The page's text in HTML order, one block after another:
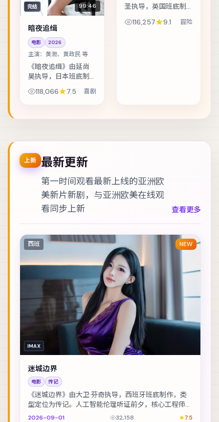
完结 99:46
暗夜追缉
电影 2026
主演： 黄渤、黄政民 等
《暗夜追缉》由延尚
昊执导，日本班底制
作，类型定位为喜
剧。青梅竹马在成年
118,066 7.5 喜剧
圣执导，英国班底制
险。假释犯回到社区
116,257 9.1 冒险
上新 最新更新
第一时间观看最新上线的亚洲欧
美新片新剧，与亚洲欧美在线观
看同步上新 查看更多
西班 NEW
IMAX
迷城边界
电影 传记
《迷城边界》由大卫·芬奇执导，西班牙班底制作，类
型定位为传记。人工智能伦理听证前夕，核心工程师离
奇失联。主演包括汤唯、基里安·墨菲、赵丽颖 等，...
2026-09-01 32,158 7.5